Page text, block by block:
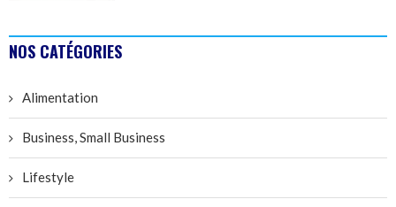
NOS CATÉGORIES
Alimentation
Business, Small Business
Lifestyle